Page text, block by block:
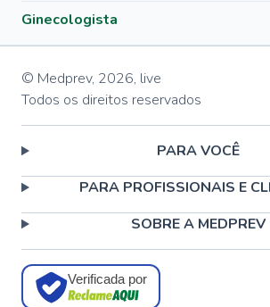
Ginecologista
© Medprev, 2026, live
Todos os direitos reservados
PARA VOCÊ
PARA PROFISSIONAIS E
SOBRE A MEDPREV
Verificada por